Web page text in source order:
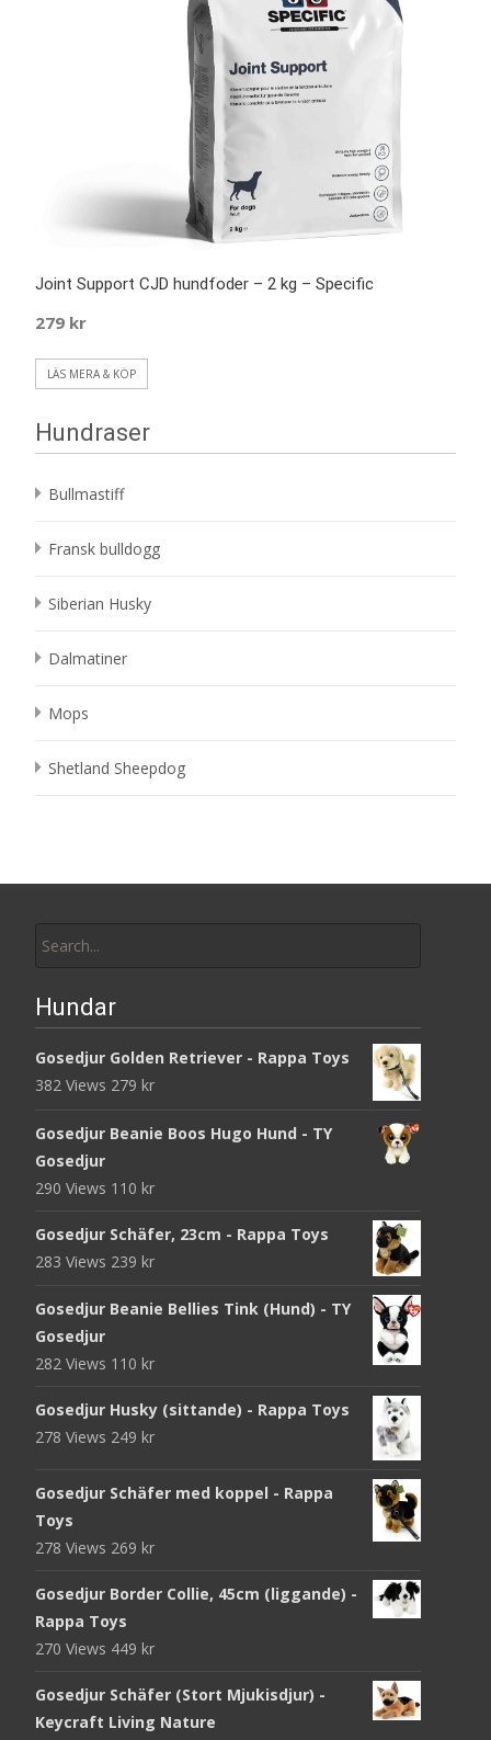
Joint Support CJD hundfoder – 2 kg – Specific
279 kr
LÄS MERA & KÖP
Hundraser
Bullmastiff
Fransk bulldogg
Siberian Husky
Dalmatiner
Mops
Shetland Sheepdog
for:
Hundar
Gosedjur Golden Retriever - Rappa Toys
382 Views 279 kr
Gosedjur Beanie Boos Hugo Hund - TY
Gosedjur
290 Views 110 kr
Gosedjur Schäfer, 23cm - Rappa Toys
283 Views 239 kr
Gosedjur Beanie Bellies Tink (Hund) - TY
Gosedjur
282 Views 110 kr
Gosedjur Husky (sittande) - Rappa Toys
278 Views 249 kr
Gosedjur Schäfer med koppel - Rappa
Toys
278 Views 269 kr
Gosedjur Border Collie, 45cm (liggande) -
Rappa Toys
270 Views 449 kr
Gosedjur Schäfer (Stort Mjukisdjur) -
Keycraft Living Nature